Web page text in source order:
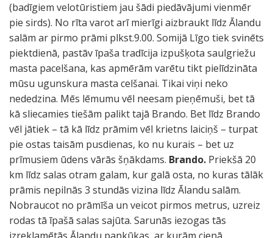
(badīgiem velotūristiem jau šādi piedāvājumi vienmēr
pie sirds). No rīta varot arī mierīgi aizbraukt līdz Ālandu
salām ar pirmo prāmi plkst.9.00. Somijā Līgo tiek svinēts
piektdienā, pastāv īpaša tradīcija izpušķota saulgriežu
masta pacelšana, kas apmērām varētu tikt pielīdzināta
mūsu ugunskura masta celšanai. Tikai viņi neko
nededzina. Mēs lēmumu vēl neesam pieņēmuši, bet tā
kā sliecamies tiešām palikt tajā Brando. Bet līdz Brando
vēl jātiek – tā kā līdz prāmim vēl krietns laiciņš – turpat
pie ostas taisām pusdienas, ko nu kurais – bet uz
prīmusiem ūdens vārās šņākdams. Brando. Priekšā 20
km līdz salas otram galam, kur galā osta, no kuras tālāk
prāmis nepilnās 3 stundās vizina līdz Ālandu salām.
Nobraucot no prāmīša un veicot pirmos metrus, uzreiz
rodas tā īpašā salas sajūta. Sarunās iezogas tās